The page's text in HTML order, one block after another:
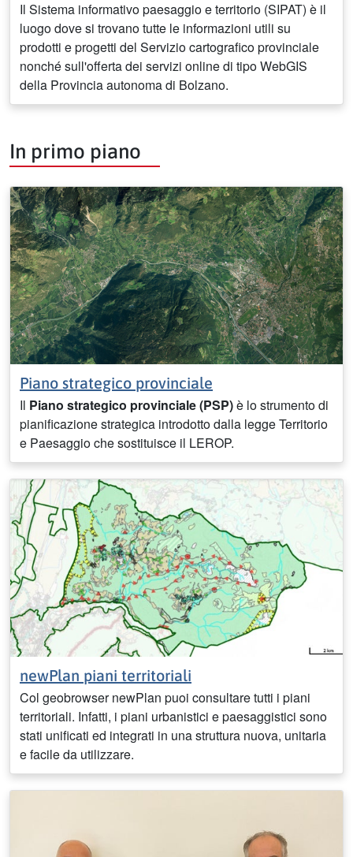
Il Sistema informativo paesaggio e territorio (SIPAT) è il
luogo dove si trovano tutte le informazioni utili su
prodotti e progetti del Servizio cartografico provinciale
nonché sull'offerta dei servizi online di tipo WebGIS
della Provincia autonoma di Bolzano.
In primo piano
Piano strategico provinciale
Il Piano strategico provinciale (PSP)è lo strumento di
pianificazione strategica introdotto dalla legge Territorio
e Paesaggio che sostituisce il LEROP.
newPlan piani territoriali
Col geobrowser newPlan puoi consultare tutti i piani
territoriali. Infatti, i piani urbanistici e paesaggistici sono
stati unificati ed integrati in una struttura nuova, unitaria
e facile da utilizzare.